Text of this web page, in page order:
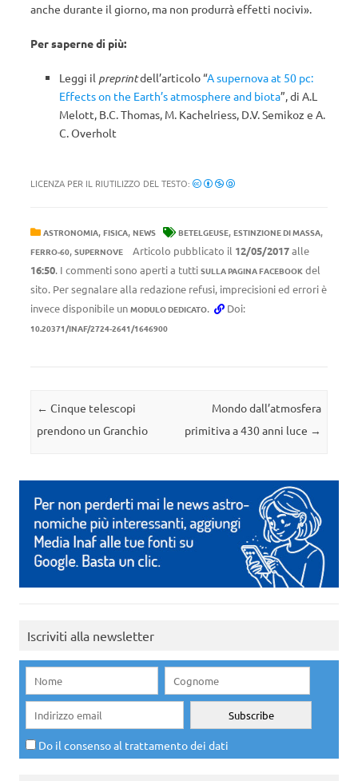
anche durante il giorno, ma non produrrà effetti nocivi».
Per saperne di più:
Leggi il preprintdell’articolo “A supernova at 50 pc:
Effects on the Earth’s atmosphere and biota”, di A.L
Melott, B.C. Thomas, M. Kachelriess, D.V. Semikoz e A.
C. Overholt
LICENZA PER IL RIUTILIZZO DEL TESTO:
ASTRONOMIA, FISICA, NEWS BETELGEUSE, ESTINZIONE DI MASSA,
FERRO-60, SUPERNOVE Articolo pubblicato il 12/05/2017alle
16:50. I commenti sono aperti a tutti SULLA PAGINA FACEBOOK del
sito. Per segnalare alla redazione refusi, imprecisioni ed errori è
invece disponibile un MODULO DEDICATO. Doi:
10.20371/INAF/2724-2641/1646900
Navigazione articolo
← Cinque telescopi
prendono un Granchio
Mondo dall’atmosfera
primitiva a 430 anni luce →
Iscriviti alla newsletter
Do il consenso al trattamento dei dati